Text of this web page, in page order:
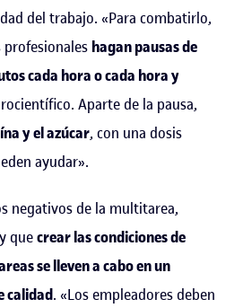
del trabajo. «Para combatirlo,
profesionales hagan pausas de
cada hora o cada hora y
Aparte de la pausa,
y el azúcar, con una dosis
ayudar».
negativos de la multitarea,
quecrear las condiciones de
se lleven a cabo en un
calidad. «Los empleadores deben